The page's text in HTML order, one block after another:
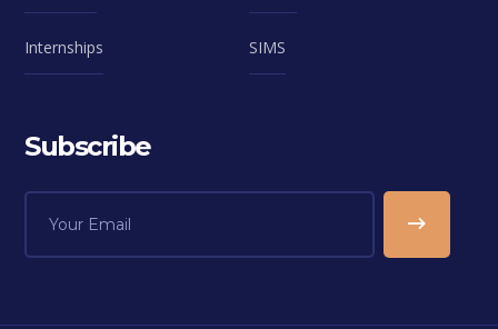
Internships SIMS
Subscribe